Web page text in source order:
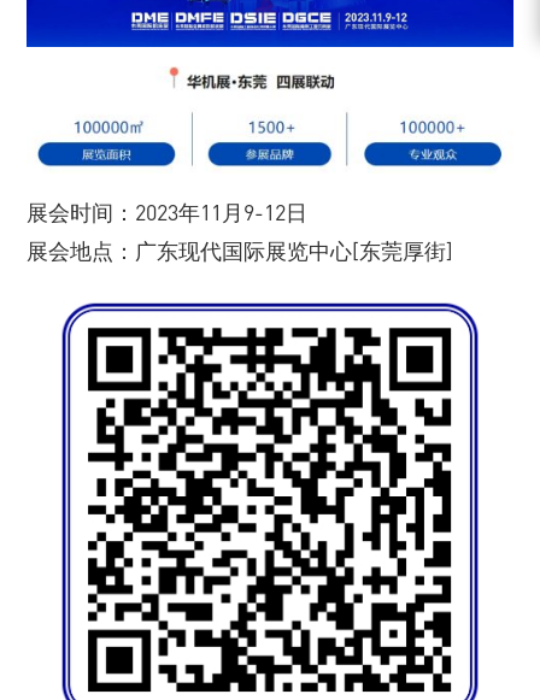
展会时间：2023年11月9-12日
展会地点：广东现代国际展览中心[东莞厚街]